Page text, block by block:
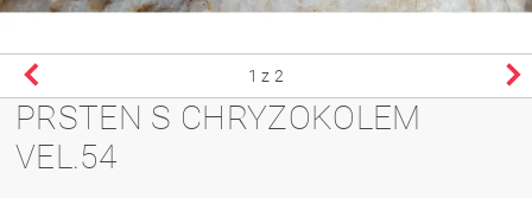
1 z 2
PRSTEN S CHRYZOKOLEM
VEL.54